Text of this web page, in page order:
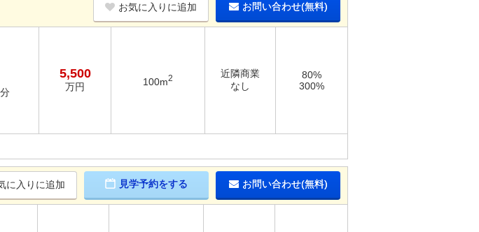
お気に入りに追加 お問い合わせ(無料)
5,500
万円 100m2
近隣商業
なし
80%
300%
に入りに追加 見学予約をする お問い合わせ(無料)